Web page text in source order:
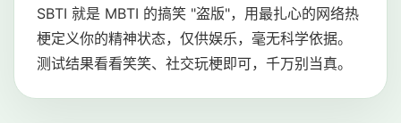
SBTI 就是 MBTI 的搞笑 "盗版"，用最扎心的网络热
梗定义你的精神状态，仅供娱乐，毫无科学依据。
测试结果看看笑笑、社交玩梗即可，千万别当真。